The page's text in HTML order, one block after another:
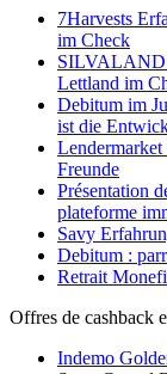
7Harvests
im Check
SILVALAND
Lettland im
Debitum im
ist die
Freunde
Présentation
plateforme
Savy
Debitum :
Retrait
Offres de cashback
Indemo